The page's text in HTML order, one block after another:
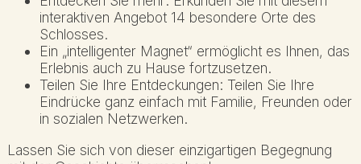
interaktiven Angebot 14 besondere Orte des
Schlosses.
Ein „intelligenter Magnet“ ermöglicht es Ihnen, das
Erlebnis auch zu Hause fortzusetzen.
Teilen Sie Ihre Entdeckungen: Teilen Sie Ihre
Eindrücke ganz einfach mit Familie, Freunden oder
in sozialen Netzwerken.
Lassen Sie sich von dieser einzigartigen Begegnung